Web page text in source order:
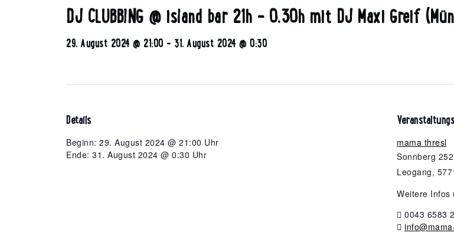
DJ CLUBBING @ island bar 21h – 0.30h mit DJ Maxi Greif
29. August 2024 @ 21:00 - 31. August 2024 @ 0:30
Details
Beginn: 29. August 2024 @ 21:00 Uhr
Ende: 31. August 2024 @ 0:30 Uhr
mama thresl
Sonnberg 252
Leogang,
Weitere Infos
0043 6583